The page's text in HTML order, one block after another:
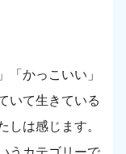
「かっこいい」
いて生きている
しは感じます。